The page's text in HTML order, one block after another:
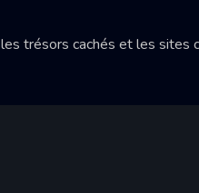
trésors cachés et les sites